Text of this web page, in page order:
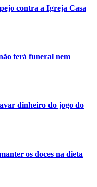
contra a Igreja Casa
terá funeral nem
dinheiro do jogo do
os doces na dieta